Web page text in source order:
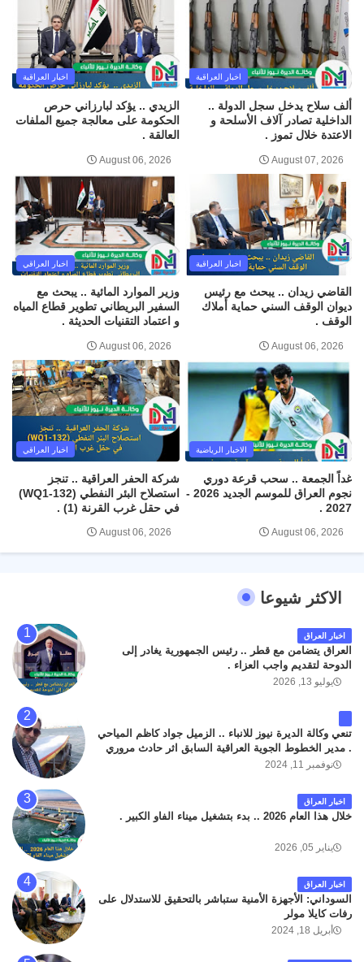
اخبار العراقية
ألف سلاح يدخل سجل الدولة ..
الداخلية تصادر آلاف الأسلحة و
الاعتدة خلال تموز .
August 07, 2026
اخبار العراقية
الزيدي .. يؤكد لبارزاني حرص
الحكومة على معالجة جميع الملفات
العالقة .
August 06, 2026
اخبار العراقية
القاضي زيدان .. يبحث مع رئيس
ديوان الوقف السني حماية أملاك
الوقف .
August 06, 2026
اخبار العراقي
وزير الموارد المائية .. يبحث مع
السفير البريطاني تطوير قطاع المياه
و اعتماد التقنيات الحديثة .
August 06, 2026
الاخبار الرياضية
غداً الجمعة .. سحب قرعة دوري
نجوم العراق للموسم الجديد 2026 -
2027 .
August 06, 2026
اخبار العراقي
شركة الحفر العراقية .. تنجز
استصلاح البئر النفطي (WQ1-132)
في حقل غرب القرنة (1) .
August 06, 2026
الاكثر شيوعا
اخبار العراق
العراق يتضامن مع قطر .. رئيس الجمهورية يغادر إلى
الدوحة لتقديم واجب العزاء .
يوليو 13, 2026
تنعي وكالة الديرة نيوز للانباء .. الزميل جواد كاظم المياحي
. مدير الخطوط الجوية العراقية السابق اثر حادث مروري
داخل مطار البصرة الدولي اليوم الاثنين على الطريق
كان سبب الحادث يعود لتصادم عجلته مع عجلة نوع كيا بنكو
تابعة لشركة الهلال الماسكة لإعمار مطار البصرة الدولي .
سائلين الله عز وجل ان يتغمد الفقيد بواسع رحمته ، و انا
نوفمبر 11, 2024
اخبار العراق
خلال هذا العام 2026 .. بدء بتشغيل ميناء الفاو الكبير .
يناير 05, 2026
اخبار العراق
السوداني: الأجهزة الأمنية ستباشر بالتحقيق للاستدلال على
رفات كايلا مولر
أبريل 18, 2024